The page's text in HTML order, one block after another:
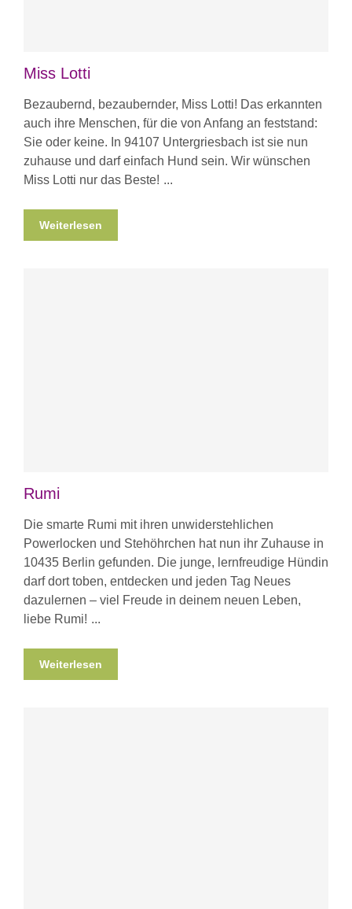
Miss Lotti
Bezaubernd, bezaubernder, Miss Lotti! Das erkannten
auch ihre Menschen, für die von Anfang an feststand:
Sie oder keine. In 94107 Untergriesbach ist sie nun
zuhause und darf einfach Hund sein. Wir wünschen
Miss Lotti nur das Beste!
Weiterlesen
Rumi
Die smarte Rumi mit ihren unwiderstehlichen
Powerlocken und Stehöhrchen hat nun ihr Zuhause in
10435 Berlin gefunden. Die junge, lernfreudige Hündin
darf dort toben, entdecken und jeden Tag Neues
dazulernen – viel Freude in deinem neuen Leben,
liebe Rumi!
Weiterlesen